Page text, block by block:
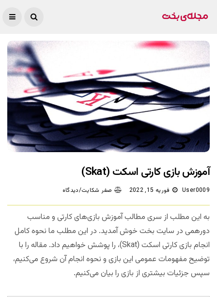
آموزش بازی کارتی اسکت (Skat)
User0009 فوریه 15, 2022 صفر شکایت/دیدگاه
به این مطلب از سری مطالب آموزش بازی‌های کارتی و مناسب
دورهمی در سایت بخت خوش آمدید. در این مطلب ما نحوه کامل
انجام بازی کارتی اسکت (Skat)، را پوشش خواهیم داد. مقاله را با
توضیح مفهومات عمومی این بازی و نحوه انجام آن شروع می‌کنیم،
سپس جزئیات بیشتری از بازی را بیان می‌کنیم.